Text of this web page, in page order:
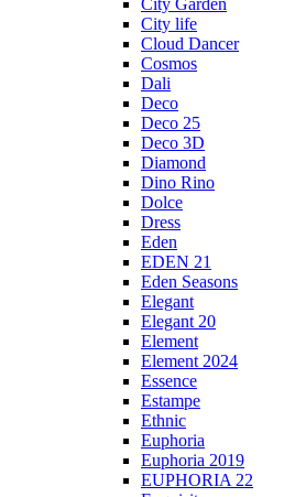
City Garden
City life
Cloud Dancer
Cosmos
Dali
Deco
Deco 25
Deco 3D
Diamond
Dino Rino
Dolce
Dress
Eden
EDEN 21
Eden Seasons
Elegant
Elegant 20
Element
Element 2024
Essence
Estampe
Ethnic
Euphoria
Euphoria 2019
EUPHORIA 22